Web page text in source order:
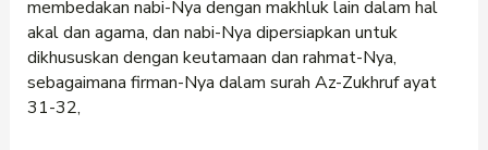
membedakan nabi-Nya dengan makhluk lain dalam hal
akal dan agama, dan nabi-Nya dipersiapkan untuk
dikhususkan dengan keutamaan dan rahmat-Nya,
sebagaimana firman-Nya dalam surah Az-Zukhruf ayat
31-32,